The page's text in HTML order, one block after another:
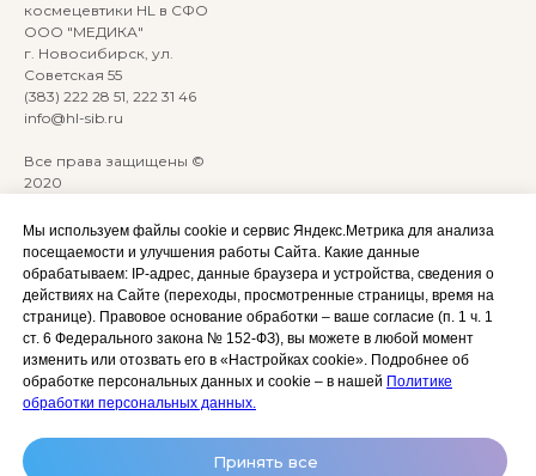
Мы используем файлы cookie и сервис Яндекс.Метрика для анализа
посещаемости и улучшения работы Сайта. Какие данные
обрабатываем: IP‑адрес, данные браузера и устройства, сведения о
действиях на Сайте (переходы, просмотренные страницы, время на
странице). Правовое основание обработки – ваше согласие (п. 1 ч. 1
ст. 6 Федерального закона № 152‑ФЗ), вы можете в любой момент
изменить или отозвать его в «Настройках cookie». Подробнее об
обработке персональных данных и cookie – в нашей Политике
обработки персональных данных.
Принять все
космецевтики HL в СФО
ООО "МЕДИКА"
г. Новосибирск, ул.
Советская 55
(383) 222 28 51, 222 31 46
info@hl-sib.ru
Все права защищены ©
2020
ANKRYONK
Акции и скидки
Оплата, доставка и возврат
Сотрудничество
Личный кабинет (Обучение)
Политика
конфиденциальности
Согласие на обработку
персональных данных